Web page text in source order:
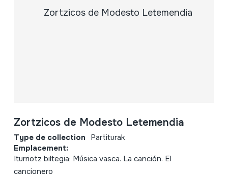
Zortzicos de Modesto Letemendia
Type de collection Partiturak
Emplacement:
Iturriotz biltegia; Música vasca. La canción. El
cancionero